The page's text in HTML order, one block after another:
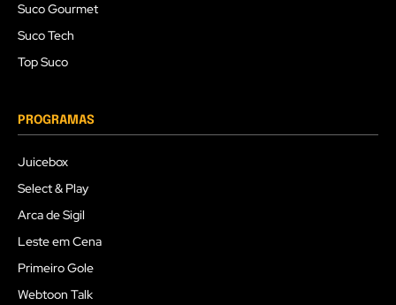
Suco Gourmet
Suco Tech
Top Suco
PROGRAMAS
Juicebox
Select & Play
Arca de Sigil
Leste em Cena
Primeiro Gole
Webtoon Talk